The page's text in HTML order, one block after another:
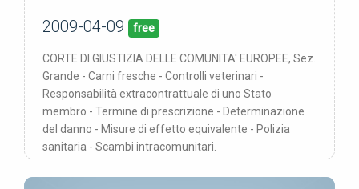
pubblicata:09/04/09
2009-04-09 free
CORTE DI GIUSTIZIA DELLE COMUNITA' EUROPEE, Sez.
Grande - Carni fresche - Controlli veterinari -
Responsabilità extracontrattuale di uno Stato
membro - Termine di prescrizione - Determinazione
del danno - Misure di effetto equivalente - Polizia
sanitaria - Scambi intracomunitari.